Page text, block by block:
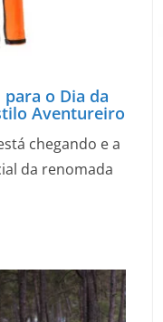
para o Dia da
Aventureiro
chegando e a
da renomada